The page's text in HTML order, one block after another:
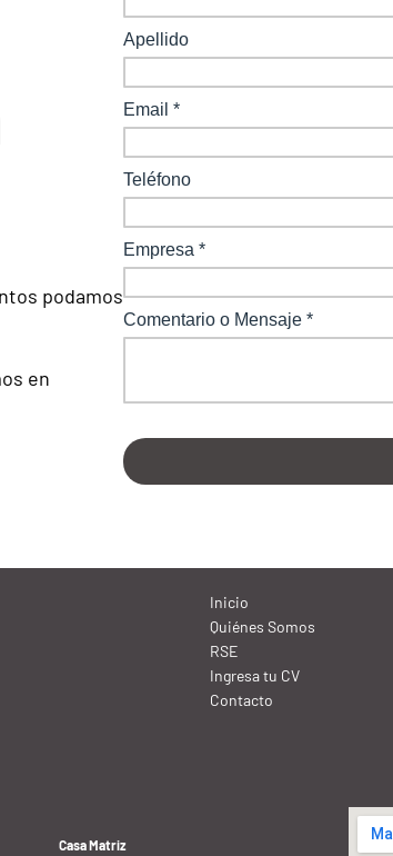
podamos
en
Inicio
Quiénes Somos
RSE
Ingresa tu CV
Contacto
Casa Matriz